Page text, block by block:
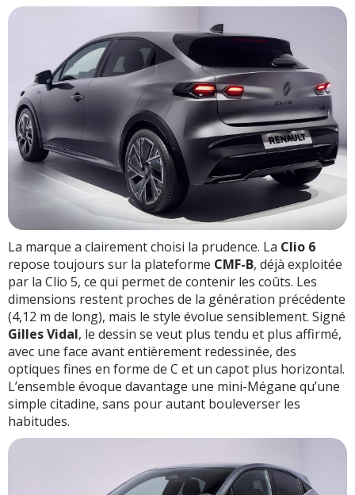
La marque a clairement choisi la prudence. La Clio 6
repose toujours sur la plateforme CMF-B, déjà exploitée
par la Clio 5, ce qui permet de contenir les coûts. Les
dimensions restent proches de la génération précédente
(4,12 m de long), mais le style évolue sensiblement. Signé
Gilles Vidal, le dessin se veut plus tendu et plus affirmé,
avec une face avant entièrement redessinée, des
optiques fines en forme de C et un capot plus horizontal.
L’ensemble évoque davantage une mini-Mégane qu’une
simple citadine, sans pour autant bouleverser les
habitudes.